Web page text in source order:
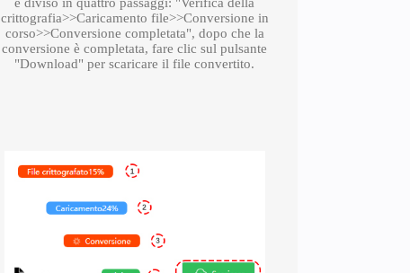
crittografia>>Caricamento file>>Conversione in
corso>>Conversione completata", dopo che la
conversione è completata, fare clic sul pulsante
"Download" per scaricare il file convertito.